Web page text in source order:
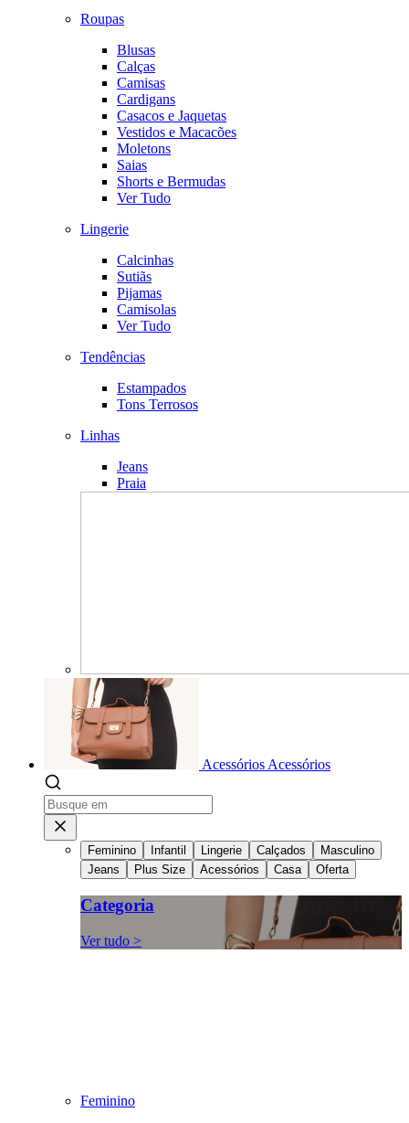
Roupas
Blusas
Calças
Camisas
Cardigans
Casacos e Jaquetas
Vestidos e Macacões
Moletons
Saias
Shorts e Bermudas
Ver Tudo
Lingerie
Calcinhas
Sutiãs
Pijamas
Camisolas
Ver Tudo
Tendências
Estampados
Tons Terrosos
Linhas
Jeans
Praia
Acessórios Acessórios
Feminino Infantil Lingerie Calçados
Masculino
Jeans
Plus Size Acessórios Casa Oferta
Categoria
Ver tudo >
Feminino